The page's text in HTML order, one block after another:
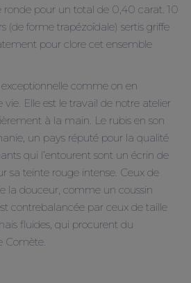
ronde pour un total de 0,40 carat. 10
(de forme trapézoïdale) sertis griffe
pour clore cet ensemble
comme on en
Elle est le travail de notre atelier
à la main. Le rubis en son
un pays réputé pour la qualité
qui l’entourent sont un écrin de
sa teinte rouge intense. Ceux de
la douceur, comme un coussin
contrebalancée par ceux de taille
fluides, qui procurent du
Comète.